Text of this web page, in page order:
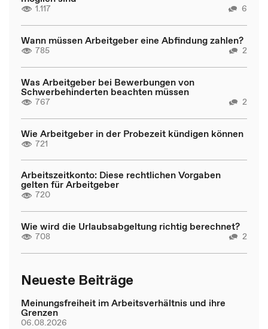
1.117 6
Wann müssen Arbeitgeber eine Abfindung zahlen?
785 2
Was Arbeitgeber bei Bewerbungen von
Schwerbehinderten beachten müssen
767 2
Wie Arbeitgeber in der Probezeit kündigen können
721
Arbeitszeitkonto: Diese rechtlichen Vorgaben
gelten für Arbeitgeber
720
Wie wird die Urlaubsabgeltung richtig berechnet?
708 2
Neueste Beiträge
Meinungsfreiheit im Arbeitsverhältnis und ihre
Grenzen
06.08.2026